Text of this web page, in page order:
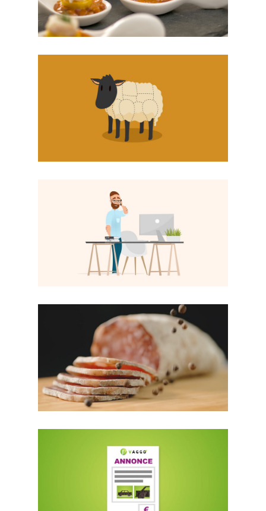
AUCHAN
MOTION DESIGN
MOTION DESIGN
TOURISME
CULINAIRE
PHOTOS ET VIDÉOS
MOTION DESIGN
VAGGO - SERVICE EN LIGNE